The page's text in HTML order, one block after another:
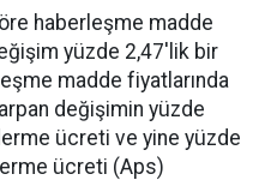
haberleşme madde
yüzde 2,47'lik bir
madde fiyatlarında
değişimin yüzde
ücreti ve yine yüzde
ücreti (Aps)